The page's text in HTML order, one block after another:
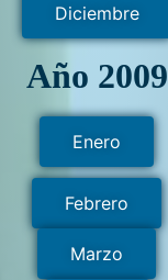
Diciembre
Año 2009
Enero
Febrero
Marzo